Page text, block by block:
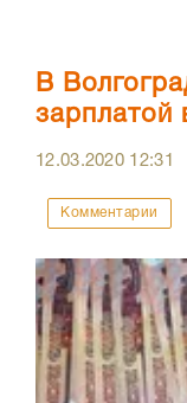
В
зарплатой
12.03.2020 12:31
Комментарии